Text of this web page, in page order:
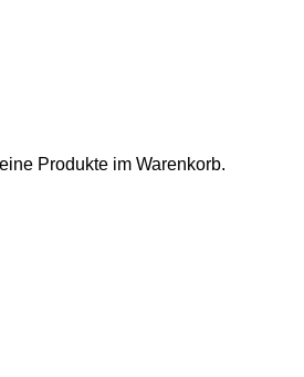
Produkte im Warenkorb.